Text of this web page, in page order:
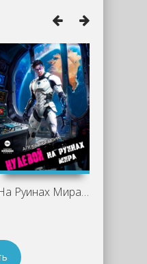
На Руинах Мира - Алекс Бредвик